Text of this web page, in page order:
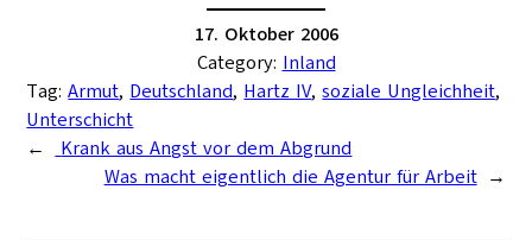
17. Oktober 2006
Category:Inland
Tag:Armut, Deutschland, Hartz IV, soziale Ungleichheit
Unterschicht
←
Krank aus Angst vor dem Abgrund
Was macht eigentlich die Agentur für Arbeit →